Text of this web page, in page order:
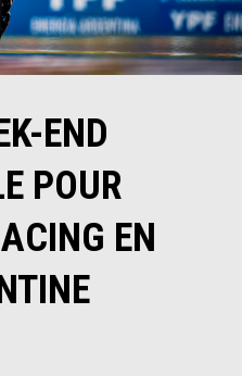
END
POUR
EN